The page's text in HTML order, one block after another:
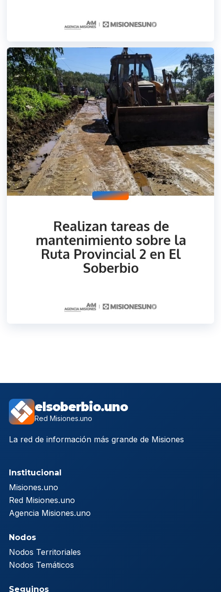
elsoberbio.uno
Red Misiones.uno
La red de información más grande de Misiones
Institucional
Misiones.uno
Red Misiones.uno
Agencia Misiones.uno
Nodos
Nodos Territoriales
Nodos Temáticos
Seguinos